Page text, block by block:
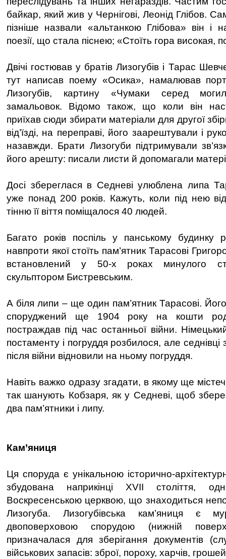
байкар, який жив у Чернігові, Леонід Глібов.
пізніше назвали «альтанкою Глібова» він і
поезії, що стала піснею; «Стоїть гора високая,
Двічі гостював у братів Лизогубів і Тарас
тут написав поему «Осика», намалював
Лизогубів, картину «Чумаки серед
замальовок. Відомо також, що коли він
приїхав сюди збирати матеріали для другої
від’їзді, на переправі, його заарештували і
назавжди. Брати Лизогуби підтримували
його арешту: писали листи й допомагали
Досі збереглася в Седневі улюблена липа
уже понад 200 років. Кажуть, коли під нею
тінню її віття поміщалося 40 людей.
Багато років поспіль у панському будинку
навпроти якої стоїть пам’ятник Тарасові
встановлений у 50-х роках минулого
скульптором Бистревським.
А біля липи – ще один пам’ятник Тарасові.
споруджений ще 1904 року на кошти
постраждав під час останньої війни.
постаменту і погруддя розбилося, але седнівці
після війни відновили на ньому погруддя.
Навіть важко одразу згадати, в якому ще
так шанують Кобзаря, як у Седневі, щоб
два пам’ятники і липу.
Кам’яниця
Ця споруда є унікальною історично-
збудована наприкінці XVII століття,
Воскресенською церквою, що знаходиться
Лизогуба. Лизогубівська кам’яниця є
двоповерховою спорудою (нижній
призначалася для зберігання документів
військових запасів: зброї, пороху, харчів,